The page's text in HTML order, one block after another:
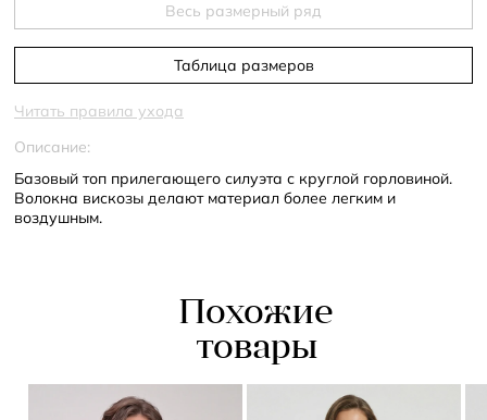
Весь размерный ряд
Таблица размеров
Читать правила ухода
Описание:
Базовый топ прилегающего силуэта с круглой горловиной.
Волокна вискозы делают материал более легким и
воздушным.
Похожие
товары